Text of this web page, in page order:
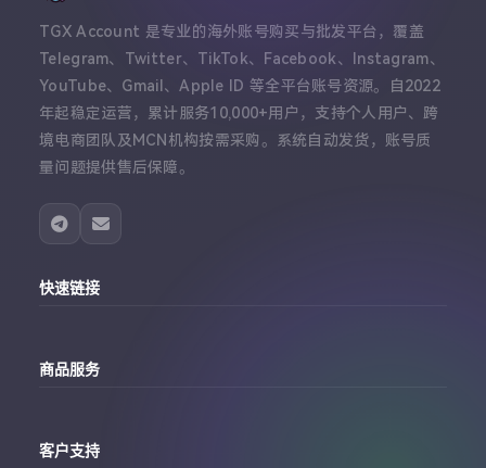
TGX Account 是专业的海外账号购买与批发平台，覆盖
Telegram、Twitter、TikTok、Facebook、Instagram、
YouTube、Gmail、Apple ID 等全平台账号资源。自2022
年起稳定运营，累计服务10,000+用户，支持个人用户、跨
境电商团队及MCN机构按需采购。系统自动发货，账号质
量问题提供售后保障。
快速链接
订单查询
商品服务
客户支持